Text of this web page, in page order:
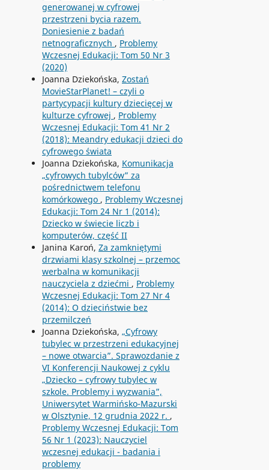
generowanej w cyfrowej
przestrzeni bycia razem.
Doniesienie z badań
netnograficznych , Problemy
Wczesnej Edukacji: Tom 50 Nr 3
(2020)
Joanna Dziekońska, Zostań
MovieStarPlanet! – czyli o
partycypacji kultury dziecięcej w
kulturze cyfrowej , Problemy
Wczesnej Edukacji: Tom 41 Nr 2
(2018): Meandry edukacji dzieci do
cyfrowego świata
Joanna Dziekońska, Komunikacja
„cyfrowych tubylców” za
pośrednictwem telefonu
komórkowego , Problemy Wczesnej
Edukacji: Tom 24 Nr 1 (2014):
Dziecko w świecie liczb i
komputerów, część II
Janina Karoń, Za zamkniętymi
drzwiami klasy szkolnej – przemoc
werbalna w komunikacji
nauczyciela z dziećmi , Problemy
Wczesnej Edukacji: Tom 27 Nr 4
(2014): O dzieciństwie bez
przemilczeń
Joanna Dziekońska, „Cyfrowy
tubylec w przestrzeni edukacyjnej
– nowe otwarcia”. Sprawozdanie z
VI Konferencji Naukowej z cyklu
„Dziecko – cyfrowy tubylec w
szkole. Problemy i wyzwania”,
Uniwersytet Warmińsko-Mazurski
w Olsztynie, 12 grudnia 2022 r. ,
Problemy Wczesnej Edukacji: Tom
56 Nr 1 (2023): Nauczyciel
wczesnej edukacji - badania i
problemy